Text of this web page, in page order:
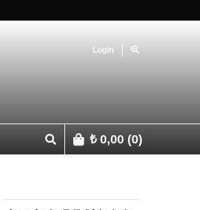
Login
₺0,00 (0)